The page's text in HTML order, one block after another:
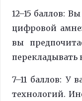
12–15 баллов:
цифровой
вы
перекладывать
7–11 баллов: У
технологий.